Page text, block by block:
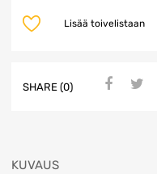
Lisää toivelistaan
SHARE (0)
KUVAUS